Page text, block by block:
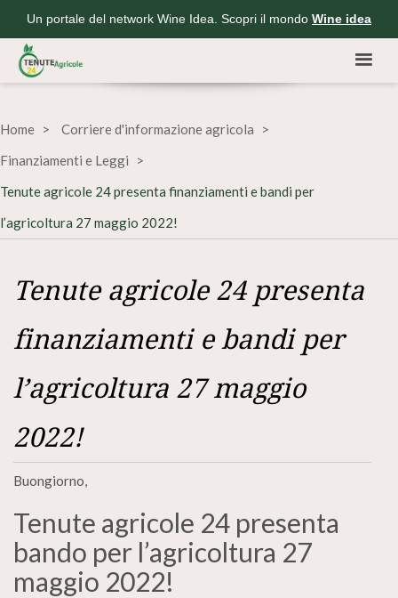
Un portale del network Wine Idea. Scopri il mondo Wine idea
Home
Corriere d'informazione agricola
Finanziamenti e Leggi
Tenute agricole 24 presenta finanziamenti e bandi per
l’agricoltura 27 maggio 2022!
Tenute agricole 24 presenta
finanziamenti e bandi per
l’agricoltura 27 maggio
2022!
Buongiorno,
Tenute agricole 24 presenta
bando per l’agricoltura 27
maggio 2022!